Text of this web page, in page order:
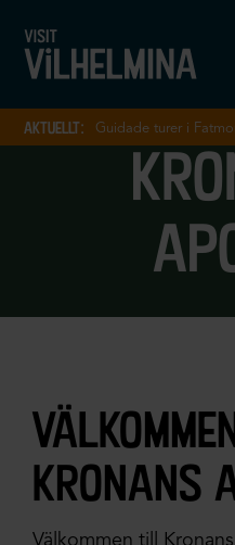
aktuellt: Guidade turer i
kronans
Välkommen till